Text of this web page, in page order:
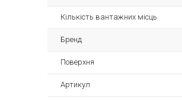
Кількість вантажних місць
Бренд
Поверхня
Артикул